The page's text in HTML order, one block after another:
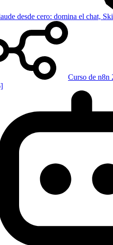
desde cero: domina el chat,
Curso de n8n